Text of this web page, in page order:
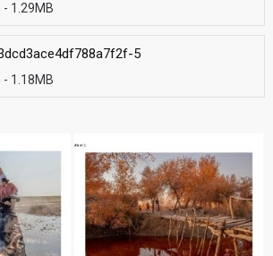
- 1.29MB
5
- 1.18MB